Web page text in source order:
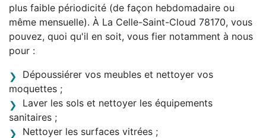
plus faible périodicité (de façon hebdomadaire ou
même mensuelle). À La Celle-Saint-Cloud 78170, vous
pouvez, quoi qu'il en soit, vous fier notamment à nous
pour :
Dépoussiérer vos meubles et nettoyer vos
moquettes ;
Laver les sols et nettoyer les équipements
sanitaires ;
Nettoyer les surfaces vitrées ;